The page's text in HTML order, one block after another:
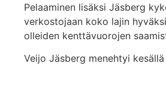
Pelaaminen lisäksi Jäsberg
verkostojaan koko lajin
olleiden kenttävuorojen
Veijo Jäsberg menehtyi